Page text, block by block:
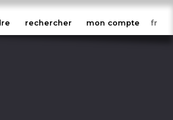
rechercher mon compte